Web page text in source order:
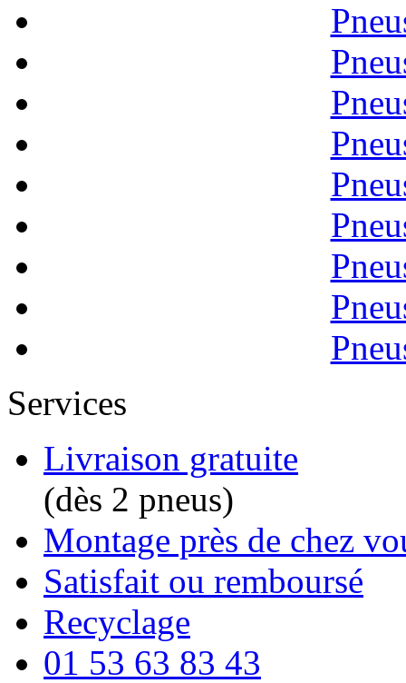
Services
Livraison gratuite
(dès 2 pneus)
Montage près de chez
Satisfait ou remboursé
Recyclage
01 53 63 83 43